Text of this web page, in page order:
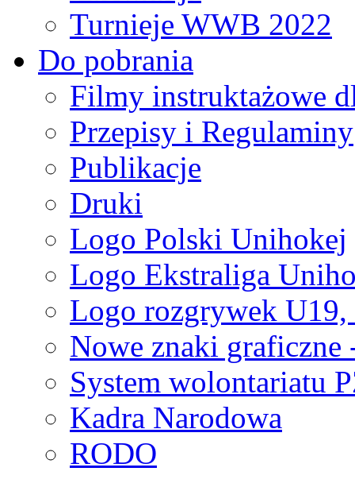
Turnieje WWB 2022
Do pobrania
Filmy instruktażowe
Przepisy i Regulaminy
Publikacje
Druki
Logo Polski Unihokej
Logo Ekstraliga
Logo rozgrywek
Nowe znaki graficzne
System wolontariatu
Kadra Narodowa
RODO